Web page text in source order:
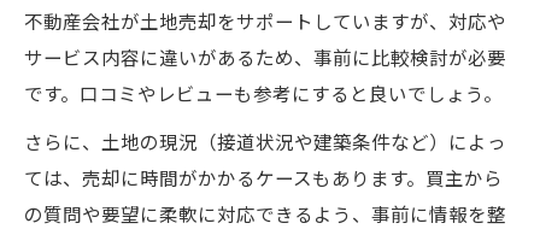
姫路市土地売却に役立つ査定の種類と特徴
姫路市土地売却を有利にする査定のコツ
姫路市土地売却で査定価格を上げる工夫
不動産会社が土地売却をサポートしていますが、対応や
サービス内容に違いがあるため、事前に比較検討が必要
です。口コミやレビューも参考にすると良いでしょう。
さらに、土地の現況（接道状況や建築条件など）によっ
ては、売却に時間がかかるケースもあります。買主から
の質問や要望に柔軟に対応できるよう、事前に情報を整